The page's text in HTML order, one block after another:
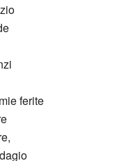
ferite